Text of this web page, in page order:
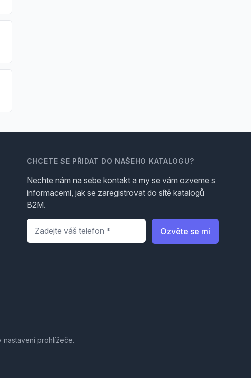
CHCETE SE PŘIDAT DO NAŠEHO KATALOGU?
Nechte nám na sebe kontakt a my se vám ozveme s
informacemi, jak se zaregistrovat do sítě katalogů
B2M.
Telefon
Ozvěte se mi
nastavení prohlížeče.